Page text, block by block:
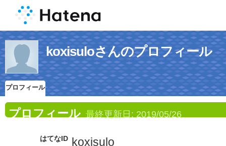
koxisuloさんのプロフィール
プロフィール
プロフィール 最終更新日: 2019/05/26
はてなID koxisulo